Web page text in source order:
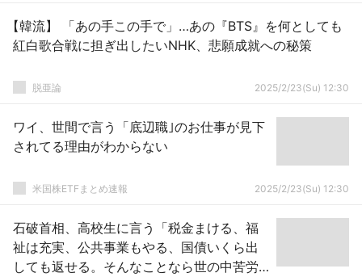
【韓流】 「あの手この手で」…あの『BTS』を何としても
紅白歌合戦に担ぎ出したいNHK、悲願成就への秘策
脱亜論 2025/2/23(Su) 12:30
ワイ、世間で言う「底辺職｣のお仕事が見下
されてる理由がわからない
米国株ETFまとめ速報 2025/2/23(Su) 12:30
石破首相、高校生に言う「税金まける、福
祉は充実、公共事業もやる、国債いくら出
しても返せる。そんなことなら世の中苦労